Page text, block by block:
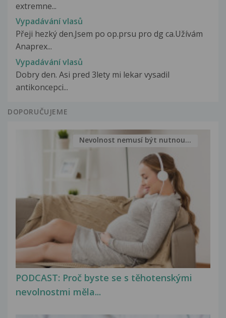
extremne...
Vypadávání vlasů
Přeji hezký den.Jsem po op.prsu pro dg ca.Užívám
Anaprex...
Vypadávání vlasů
Dobry den. Asi pred 3lety mi lekar vysadil
antikoncepci...
DOPORUČUJEME
PODCAST: Proč byste se s těhotenskými
nevolnostmi měla...
Nevolnost nemusí být nutnou...